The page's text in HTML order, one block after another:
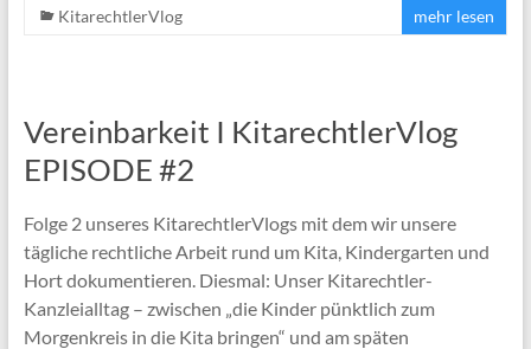
KitarechtlerVlog
mehr lesen
Vereinbarkeit I KitarechtlerVlog
EPISODE #2
Folge 2 unseres KitarechtlerVlogs mit dem wir unsere
tägliche rechtliche Arbeit rund um Kita, Kindergarten und
Hort dokumentieren. Diesmal: Unser Kitarechtler-
Kanzleialltag – zwischen „die Kinder pünktlich zum
Morgenkreis in die Kita bringen“ und am späten